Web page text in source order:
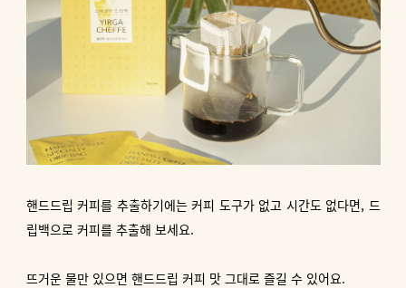
핸드드립 커피를 추출하기에는 커피 도구가 없고 시간도 없다면, 드
립백으로 커피를 추출해 보세요.
뜨거운 물만 있으면 핸드드립 커피 맛 그대로 즐길 수 있어요.